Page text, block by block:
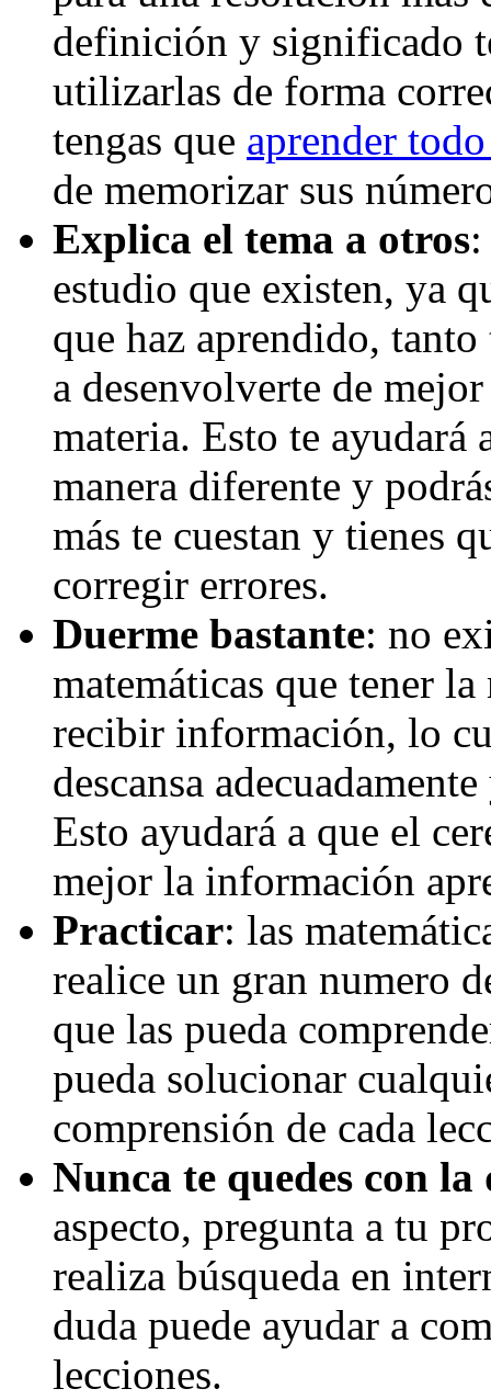
definición y significado
utilizarlas de forma
tengas que aprender
de memorizar sus
Explica el tema a otros
estudio que existen, ya
que haz aprendido,
a desenvolverte de
materia. Esto te ayudará
manera diferente y
más te cuestan y tienes
corregir errores.
Duerme bastante: no
matemáticas que tener
recibir información, lo
descansa
Esto ayudará a que el
mejor la información
Practicar: las
realice un gran numero
que las pueda
pueda solucionar
comprensión de cada
Nunca te quedes con la
aspecto, pregunta a tu
realiza búsqueda en
duda puede ayudar a
lecciones.